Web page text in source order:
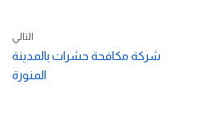
التالي
شركة مكافحة حشرات بالمدينة
المنورة